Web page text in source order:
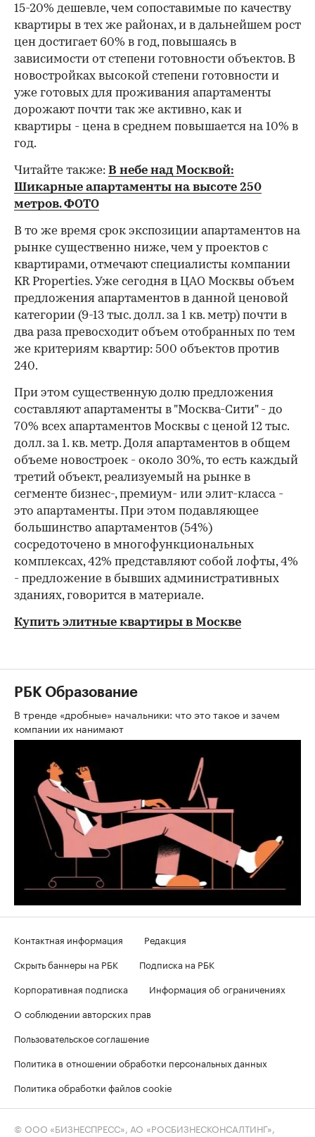
15-20% дешевле, чем сопоставимые по качеству
квартиры в тех же районах, и в дальнейшем рост
цен достигает 60% в год, повышаясь в
зависимости от степени готовности объектов. В
новостройках высокой степени готовности и
уже готовых для проживания апартаменты
дорожают почти так же активно, как и
квартиры - цена в среднем повышается на 10% в
год.
Читайте также: В небе над Москвой:
Шикарные апартаменты на высоте 250
метров. ФОТО
В то же время срок экспозиции апартаментов на
рынке существенно ниже, чем у проектов с
квартирами, отмечают специалисты компании
KR Properties. Уже сегодня в ЦАО Москвы объем
предложения апартаментов в данной ценовой
категории (9-13 тыс. долл. за 1 кв. метр) почти в
два раза превосходит объем отобранных по тем
же критериям квартир: 500 объектов против
240.
При этом существенную долю предложения
составляют апартаменты в "Москва-Сити" - до
70% всех апартаментов Москвы с ценой 12 тыс.
долл. за 1. кв. метр. Доля апартаментов в общем
объеме новостроек - около 30%, то есть каждый
третий объект, реализуемый на рынке в
сегменте бизнес-, премиум- или элит-класса -
это апартаменты. При этом подавляющее
большинство апартаментов (54%)
сосредоточено в многофункциональных
комплексах, 42% представляют собой лофты, 4%
- предложение в бывших административных
зданиях, говорится в материале.
Купить элитные квартиры в Москве
РБК Образование
В тренде «дробные» начальники: что это такое и зачем
компании их нанимают
Контактная информация
Редакция
Скрыть баннеры на РБК
Подписка на РБК
Корпоративная подписка
Информация об ограничениях
О соблюдении авторских прав
Пользовательское соглашение
Политика в отношении обработки персональных данных
Политика обработки файлов cookie
© ООО «БИЗНЕСПРЕСС», АО «РОСБИЗНЕСКОНСАЛТИНГ»,